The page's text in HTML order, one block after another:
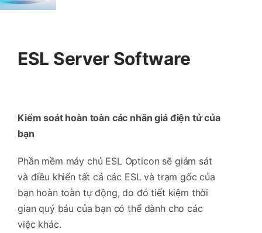
ESL Server Software
Kiểm soát hoàn toàn các nhãn giá điện tử của
bạn
Phần mềm máy chủ ESL Opticon sẽ giám sát
và điều khiển tất cả các ESL và trạm gốc của
bạn hoàn toàn tự động, do đó tiết kiệm thời
gian quý báu của bạn có thể dành cho các
việc khác.